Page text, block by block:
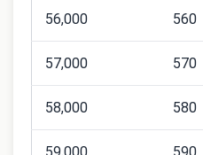
56,000 560
57,000 570
58,000 580